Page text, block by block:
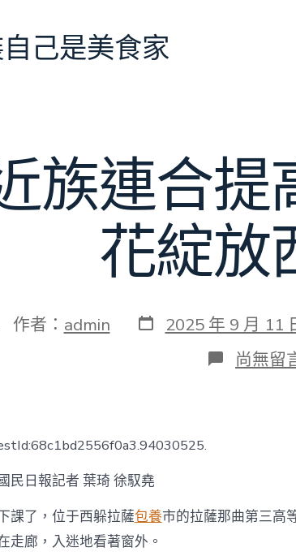
己是美食家
族連合提
花綻放
作者： admin 發
表
2025 年 9 月 11
在
〈平
之
專
尚無留
民日報記者 葉琦 徐馭堯
課了，位于西躲拉薩包養市的拉薩那曲第三高
走廊，入迷地看著窗外。